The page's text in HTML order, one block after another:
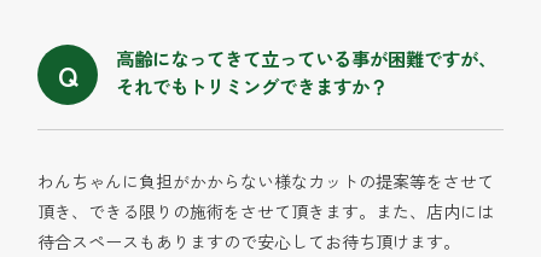
高齢になってきて立っている事が困難ですが、
それでもトリミングできますか？
わんちゃんに負担がかからない様なカットの提案等をさせて
頂き、できる限りの施術をさせて頂きます。また、店内には
待合スペースもありますので安心してお待ち頂けます。